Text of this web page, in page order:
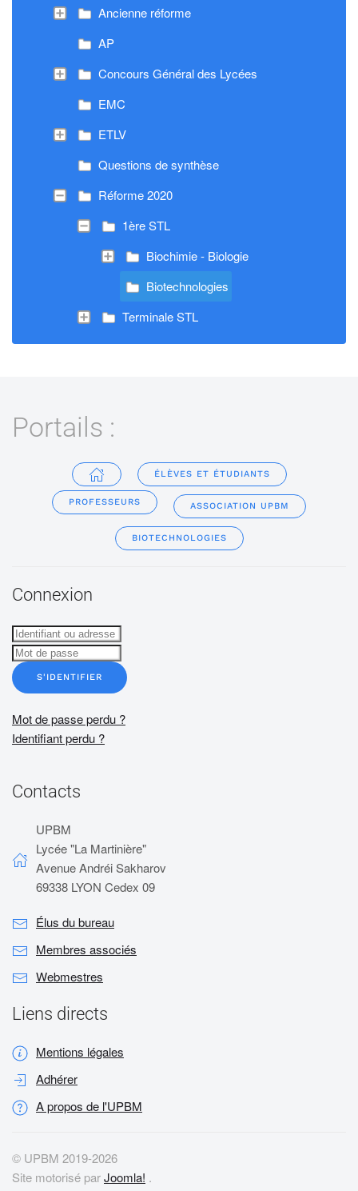
Ancienne réforme
AP
Concours Général des Lycées
EMC
ETLV
Questions de synthèse
Réforme 2020
1ère STL
Biochimie - Biologie
Biotechnologies
Terminale STL
Portails :
ÉLÈVES ET ÉTUDIANTS
PROFESSEURS ASSOCIATION UPBM
BIOTECHNOLOGIES
Connexion
S'IDENTIFIER
Mot de passe perdu ?
Identifiant perdu ?
Contacts
UPBM
Lycée "La Martinière"
Avenue Andréi Sakharov
69338 LYON Cedex 09
Élus du bureau
Membres associés
Webmestres
Liens directs
Mentions légales
Adhérer
A propos de l'UPBM
© UPBM 2019-2026
Site motorisé parJoomla! .